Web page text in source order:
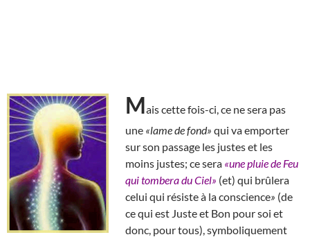
Mais cette fois-ci, ce ne sera pas
une «lame de fond» qui va emporter
sur son passage les justes et les
moins justes; ce sera «une pluie de Feu
qui tombera du Ciel» (et) qui brûlera
celui qui résiste à la conscience» (de
ce qui est Juste et Bon pour soi et
donc, pour tous), symboliquement